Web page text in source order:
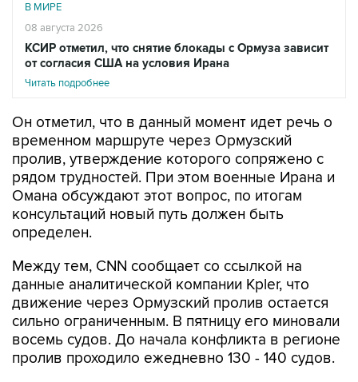
В МИРЕ
08 августа 2026
КСИР отметил, что снятие блокады с Ормуза зависит
от согласия США на условия Ирана
Читать подробнее
Он отметил, что в данный момент идет речь о
временном маршруте через Ормузский
пролив, утверждение которого сопряжено с
рядом трудностей. При этом военные Ирана и
Омана обсуждают этот вопрос, по итогам
консультаций новый путь должен быть
определен.
Между тем, CNN сообщает со ссылкой на
данные аналитической компании Kpler, что
движение через Ормузский пролив остается
сильно ограниченным. В пятницу его миновали
восемь судов. До начала конфликта в регионе
пролив проходило ежедневно 130 - 140 судов.